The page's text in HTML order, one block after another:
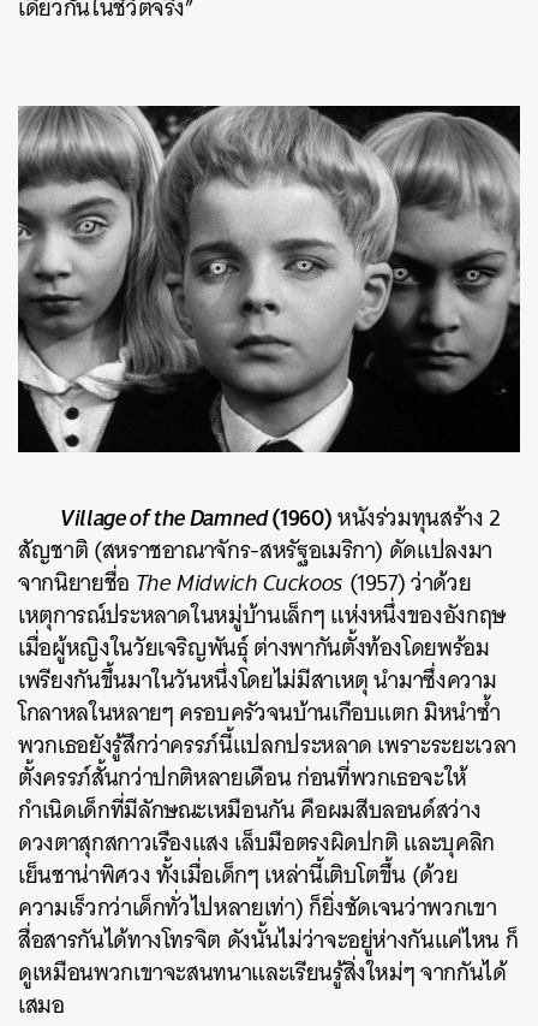
เดียวกันในชีวิตจริง”
Village of the Damned(1960)หนังร่วมทุนสร้าง 2
สัญชาติ (สหราชอาณาจักร-สหรัฐอเมริกา) ดัดแปลงมา
จากนิยายชื่อ The Midwich Cuckoos (1957) ว่าด้วย
เหตุการณ์ประหลาดในหมู่บ้านเล็กๆ แห่งหนึ่งของอังกฤษ
เมื่อผู้หญิงในวัยเจริญพันธุ์ ต่างพากันตั้งท้องโดยพร้อม
เพรียงกันขึ้นมาในวันหนึ่งโดยไม่มีสาเหตุ นำมาซึ่งความ
โกลาหลในหลายๆ ครอบครัวจนบ้านเกือบแตก มิหนำซ้ำ
พวกเธอยังรู้สึกว่าครรภ์นี้แปลกประหลาด เพราะระยะเวลา
ตั้งครรภ์สั้นกว่าปกติหลายเดือน ก่อนที่พวกเธอจะให้
กำเนิดเด็กที่มีลักษณะเหมือนกัน คือผมสีบลอนด์สว่าง
ดวงตาสุกสกาวเรืองแสง เล็บมือตรงผิดปกติ และบุคลิก
เย็นชาน่าพิศวง ทั้งเมื่อเด็กๆ เหล่านี้เติบโตขึ้น (ด้วย
ความเร็วกว่าเด็กทั่วไปหลายเท่า) ก็ยิ่งชัดเจนว่าพวกเขา
สื่อสารกันได้ทางโทรจิต ดังนั้นไม่ว่าจะอยู่ห่างกันแค่ไหน ก็
ดูเหมือนพวกเขาจะสนทนาและเรียนรู้สิ่งใหม่ๆ จากกันได้
เสมอ